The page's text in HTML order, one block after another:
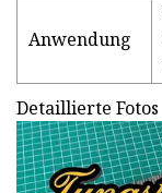
Anwendung
Detaillierte Fotos